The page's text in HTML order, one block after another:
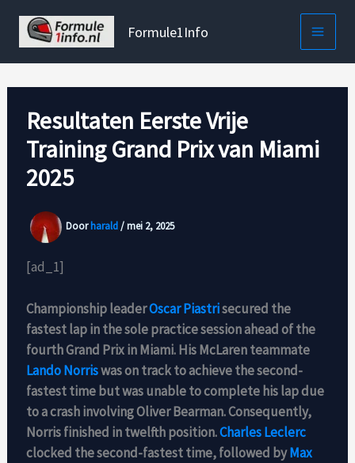
Formule1Info
Resultaten Eerste Vrije
Training Grand Prix van Miami
2025
Doorharald/mei 2, 2025
[ad_1]
Championship leaderOscar Piastrisecured the
fastest lap in the sole practice session ahead of the
fourth Grand Prix in Miami. His McLaren teammate
Lando Norriswas on track to achieve the second-
fastest time but was unable to complete his lap due
to a crash involving Oliver Bearman. Consequently,
Norris finished in twelfth position.Charles Leclerc
clocked the second-fastest time, followed byMax